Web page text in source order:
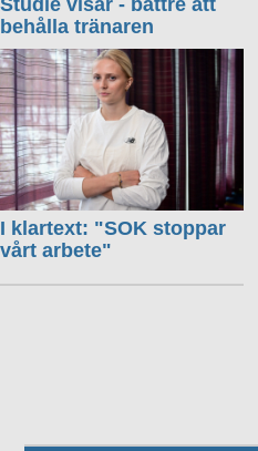
behålla tränaren
I klartext: "SOK stoppar
vårt arbete"